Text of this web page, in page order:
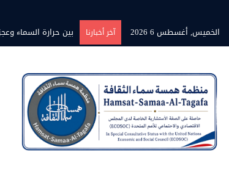
الخميس, أغسطس 6 2026
آخر أخبارنا برنامج” قلوب